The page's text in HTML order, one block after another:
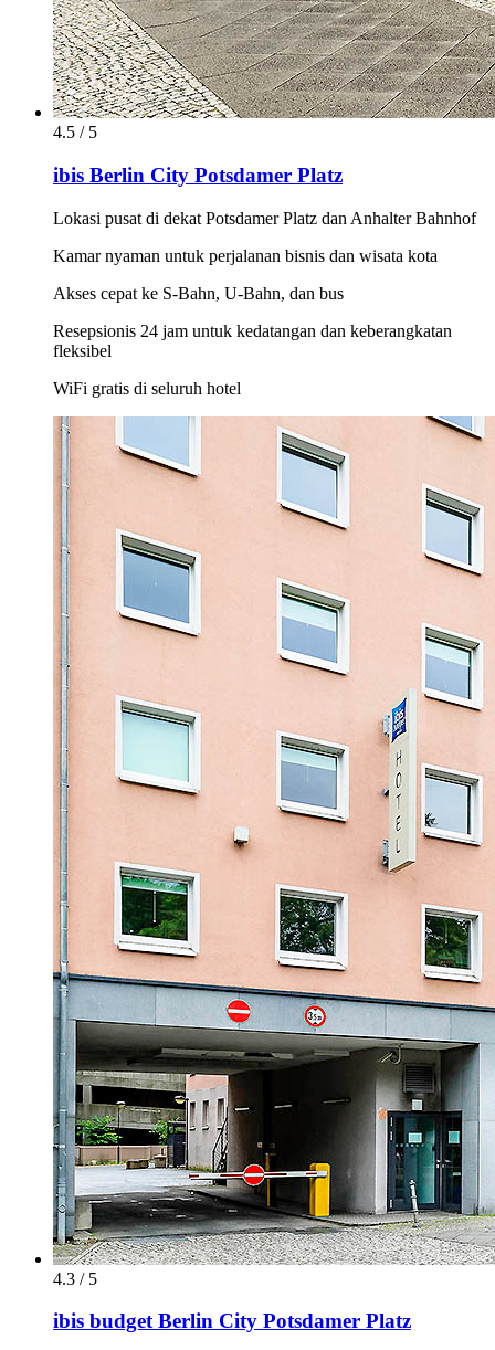
4.5 / 5
ibis Berlin City Potsdamer Platz
Lokasi pusat di dekat Potsdamer Platz dan Anhalter Bahnhof
Kamar nyaman untuk perjalanan bisnis dan wisata kota
Akses cepat ke S-Bahn, U-Bahn, dan bus
Resepsionis 24 jam untuk kedatangan dan keberangkatan
fleksibel
WiFi gratis di seluruh hotel
4.3 / 5
ibis budget Berlin City Potsdamer Platz